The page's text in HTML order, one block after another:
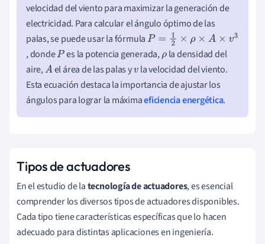
velocidad del viento para maximizar la generación de
electricidad. Para calcular el ángulo óptimo de las
palas, se puede usar la fórmulaP
=
1
2
×
ρ
3
, dondeP es la potencia generada,ρla densidad del
aire,A el área de las palas yv la velocidad del viento.
Esta ecuación destaca la importancia de ajustar los
ángulos para lograr la máximaeficiencia energética.
Tipos de actuadores
En el estudio de latecnología de actuadores, es esencial
comprender los diversos tipos de actuadores disponibles.
Cada tipo tiene características específicas que lo hacen
adecuado para distintas aplicaciones en ingeniería.